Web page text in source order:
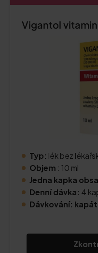
Vigantol
Typ: lék bez
Objem : 10 ml
Jedna kapka
Denní dávka: 4
Dávkování: